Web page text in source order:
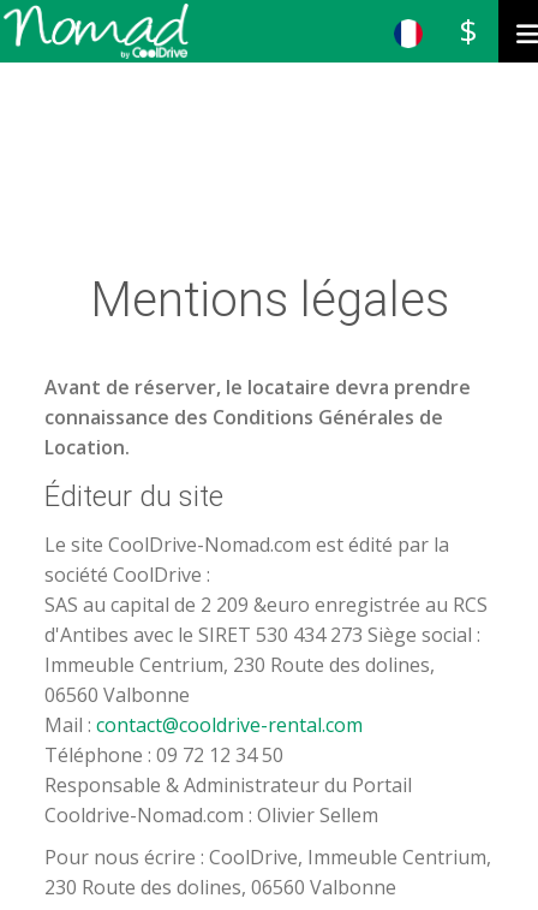
$
Mentions légales
Avant de réserver, le locataire devra prendre
connaissance des Conditions Générales de
Location.
Éditeur du site
Le site CoolDrive-Nomad.com est édité par la
société CoolDrive :
SAS au capital de 2 209 &euro enregistrée au RCS
d'Antibes avec le SIRET 530 434 273 Siège social :
Immeuble Centrium, 230 Route des dolines,
06560 Valbonne
Mail :contact@cooldrive-rental.com
Téléphone : 09 72 12 34 50
Responsable & Administrateur du Portail
Cooldrive-Nomad.com : Olivier Sellem
Pour nous écrire : CoolDrive, Immeuble Centrium,
230 Route des dolines, 06560 Valbonne